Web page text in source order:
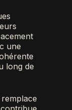
une
long de